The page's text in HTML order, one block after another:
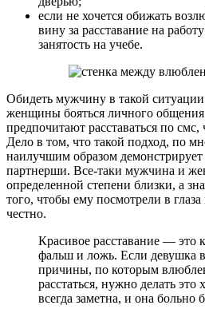
если не хочется обижать
вину за расставание на
занятость на учебе.
Обидеть мужчину в такой
женщины бояться личного
предпочитают расставаться по
Дело в том, что такой подход, по
наилучшим образом
партнерши. Все-таки мужчина и
определенной степени близки, а
того, чтобы ему посмотрели в
честно.
Красивое расставание — это
фальш и ложь. Если девушка
причины, по которым
расстаться, нужно делать
всегда заметна, и она